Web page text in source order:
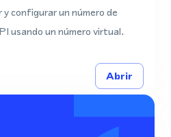
configurar un número de
usando un número virtual.
Abrir